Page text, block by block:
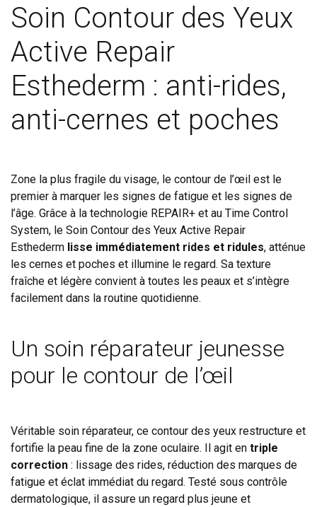
Soin Contour des Yeux
Active Repair
Esthederm : anti-rides,
anti-cernes et poches
Zone la plus fragile du visage, le contour de l’œil est le
premier à marquer les signes de fatigue et les signes de
l’âge. Grâce à la technologie REPAIR+ et au Time Control
System, le Soin Contour des Yeux Active Repair
Esthederm lisse immédiatement rides et ridules, atténue
les cernes et poches et illumine le regard. Sa texture
fraîche et légère convient à toutes les peaux et s’intègre
facilement dans la routine quotidienne.
Un soin réparateur jeunesse
pour le contour de l’œil
Véritable soin réparateur, ce contour des yeux restructure et
fortifie la peau fine de la zone oculaire. Il agit en triple
correction : lissage des rides, réduction des marques de
fatigue et éclat immédiat du regard. Testé sous contrôle
dermatologique, il assure un regard plus jeune et